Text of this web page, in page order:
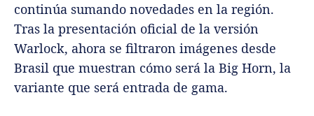
continúa sumando novedades en la región.
Tras la presentación oficial de la versión
Warlock, ahora se filtraron imágenes desde
Brasil que muestran cómo será la Big Horn, la
variante que será entrada de gama.